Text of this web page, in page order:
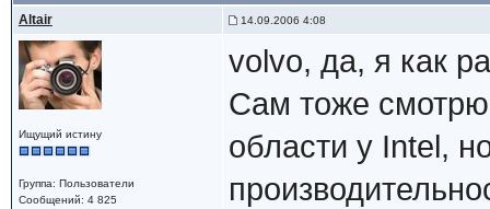
Altair 14.09.2006 4:08
Ищущий истину
Группа: Пользователи
Сообщений: 4 825
volvo, да, я как
Сам тоже смотрю
области у Intel,